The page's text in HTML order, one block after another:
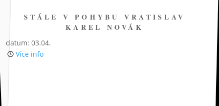
STÁLE V POHYBU VRATISLAV
KAREL NOVÁK
datum: 03.04.
Více info